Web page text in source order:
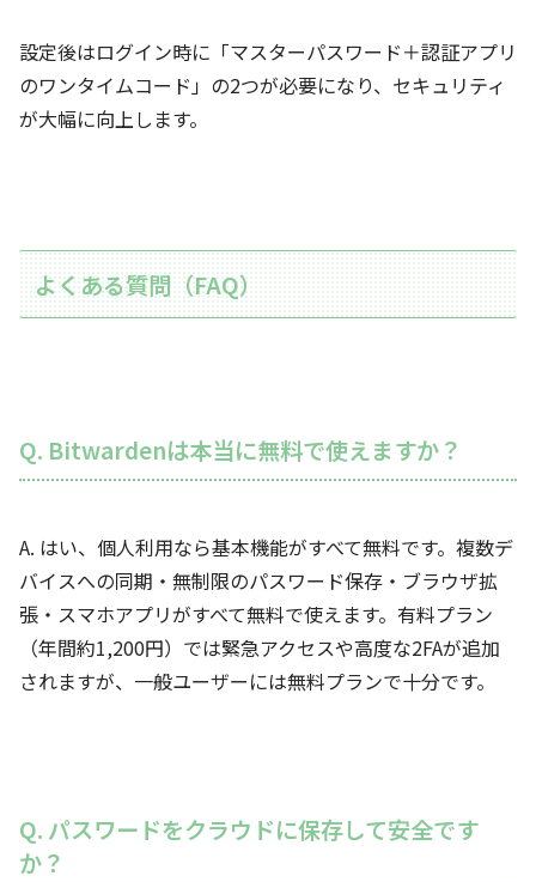
設定後はログイン時に「マスターパスワード＋認証アプリ
のワンタイムコード」の2つが必要になり、セキュリティ
が大幅に向上します。
よくある質問（FAQ）
Q. Bitwardenは本当に無料で使えますか？
A. はい、個人利用なら基本機能がすべて無料です。複数デ
バイスへの同期・無制限のパスワード保存・ブラウザ拡
張・スマホアプリがすべて無料で使えます。有料プラン
（年間約1,200円）では緊急アクセスや高度な2FAが追加
されますが、一般ユーザーには無料プランで十分です。
Q. パスワードをクラウドに保存して安全です
か？